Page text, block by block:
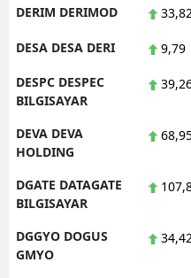
DERIM DERIMOD
DESA DESA DERI 9,79
DESPC DESPEC
BILGISAYAR
DEVA DEVA
HOLDING
DGATE DATAGATE
BILGISAYAR
DGGYO DOGUS
GMYO